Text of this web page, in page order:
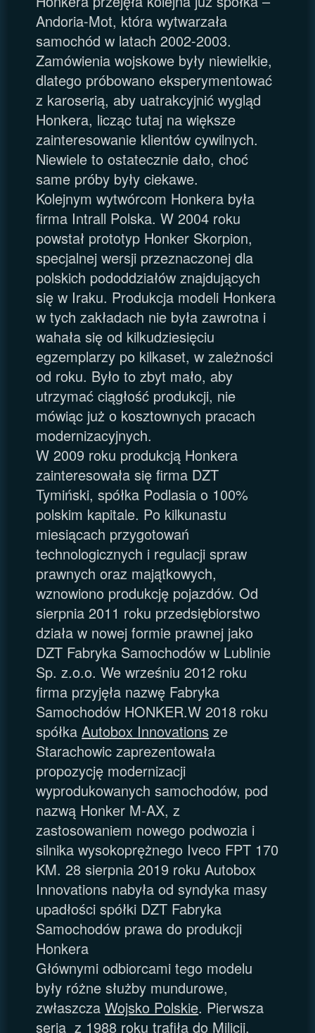
Andoria-Mot, która wytwarzała
samochód w latach 2002-2003.
Zamówienia wojskowe były niewielkie,
dlatego próbowano eksperymentować
z karoserią, aby uatrakcyjnić wygląd
Honkera, licząc tutaj na większe
zainteresowanie klientów cywilnych.
Niewiele to ostatecznie dało, choć
same próby były ciekawe.
Kolejnym wytwórcom Honkera była
firma Intrall Polska. W 2004 roku
powstał prototyp Honker Skorpion,
specjalnej wersji przeznaczonej dla
polskich pododdziałów znajdujących
się w Iraku. Produkcja modeli Honkera
w tych zakładach nie była zawrotna i
wahała się od kilkudziesięciu
egzemplarzy po kilkaset, w zależności
od roku. Było to zbyt mało, aby
utrzymać ciągłość produkcji, nie
mówiąc już o kosztownych pracach
modernizacyjnych.
W 2009 roku produkcją Honkera
zainteresowała się firma DZT
Tymiński, spółka Podlasia o 100%
polskim kapitale. Po kilkunastu
miesiącach przygotowań
technologicznych i regulacji spraw
prawnych oraz majątkowych,
wznowiono produkcję pojazdów. Od
sierpnia 2011 roku przedsiębiorstwo
działa w nowej formie prawnej jako
DZT Fabryka Samochodów w Lublinie
Sp. z.o.o. We wrześniu 2012 roku
firma przyjęła nazwę Fabryka
Samochodów HONKER.W 2018 roku
spółkaAutobox Innovations ze
Starachowic zaprezentowała
propozycję modernizacji
wyprodukowanych samochodów, pod
nazwą Honker M-AX, z
zastosowaniem nowego podwozia i
silnika wysokoprężnego Iveco FPT 170
KM. 28 sierpnia 2019 roku Autobox
Innovations nabyła od syndyka masy
upadłości spółki DZT Fabryka
Samochodów prawa do produkcji
Honkera
Głównymi odbiorcami tego modelu
były różne służby mundurowe,
zwłaszczaWojsko Polskie. Pierwsza
seria z 1988 roku trafiła do Milicji.